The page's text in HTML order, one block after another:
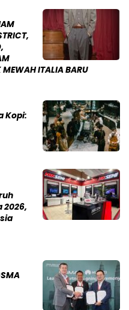
MEWAH ITALIA BARU
Kopi:
2026,